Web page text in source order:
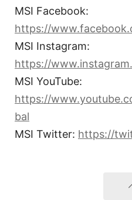
MSI Facebook:
https://
MSI Instagram:
https://
MSI YouTube:
https://
bal
MSI Twitter: https://